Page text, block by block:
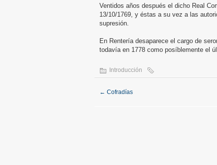
Ventidos años después el dicho Real
13/10/1769, y éstas a su vez a las
supresión.
En Rentería desaparece el cargo de
todavía en 1778 como posíblemente el
Introducción
← Cofradías